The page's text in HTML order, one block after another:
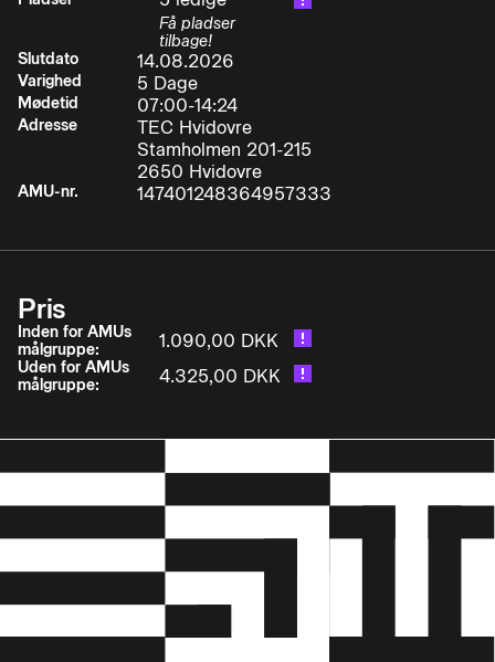
• udføre vedligehold, fejlsøgning og fejlretning og
på skaktens komponenter samt opmåle en skakt
og anvende opmålingerne til udskiftning af
komponenter.
• fejlrette og indjustere dragerparti ud fra en
konstruktionstegning og drivmaskineri ud fra en
dørlåse og hastighedsbegrænser.
• udføre opsætning og grundlæggende
fejlsøgning på elevatoralarmer m.v.
• medvirke til opstillingskontrol og periodisk
besigtigelse af elevatoranlæg.Deltageren kan i
• og miljømæssige krav, der stilles ved
udførelsen af arbejde på elevatorskakt, -stol og
Få pladser
tilbage!
Slutdato
14.08.2026
Varighed 5 Dage
Mødetid 07:00-14:24
Adresse
TEC Hvidovre
Stamholmen 201-215
2650 Hvidovre
AMU-nr. 147401248364957333
Pris
Inden for AMUs
målgruppe:
1.090,00 DKK
Uden for AMUs
målgruppe:
4.325,00 DKK